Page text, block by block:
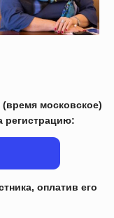
московское)
регистрацию:
оплатив его